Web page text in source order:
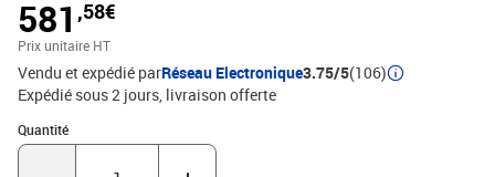
grandes retrouvailles ou les moments de tranquillité. Matériaux :
Fait en poly rattan et en bois d'acacia, ce canapé de jardin est à la
fois durable et joli. Les propriétés flexibles et résistantes aux
intempéries du poly rattan en font un indispensable pour
l'extérieur, tandis que le bois d'acacia apporte une beauté naturelle
et une solidité. Ces matériaux assurent que le set reste beau
malgré les éléments.Composants inclus : Le set contient plusieurs
581 ,58€
Prix unitaire HT
Vendu et expédié parRéseau Electronique3.75/5(106)
Expédié sous 2 jours livraison offerte
Quantité
Quantité : 1